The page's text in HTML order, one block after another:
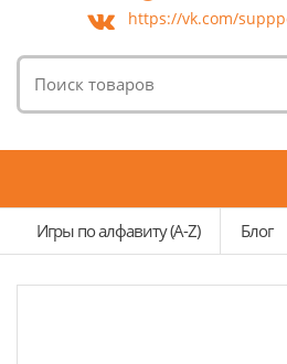
https://vk.com/
товаров:
Игры по алфавиту (A-Z)
Блог